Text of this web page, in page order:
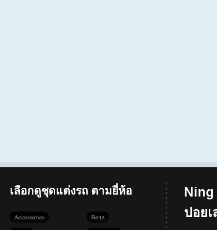
เลือกดูชุดแต่งรถ ตามยี่ห้อ
Accessories
Benz
Ning
ปอย